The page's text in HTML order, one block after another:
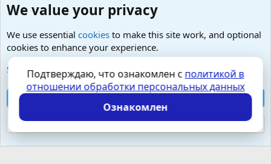
Психология и отношения, включая сексуальность.
Cookies
Russian (RU)
Условия и правила
Политика конфиденциальности
Помощь
S
S
Локализация отXenForo.Info
We value your privacy
We use essential cookies to make this site work, and optional
cookies to enhance your experience.
See further information and configure your preferences
Reject optional cookies
Подтверждаю, что ознакомлен с политикой в
отношении обработки персональных данных
Ознакомлен